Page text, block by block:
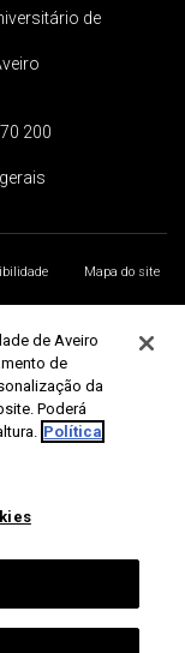
de
200
Mapa do site
de Aveiro
de
da
Poderá
Política